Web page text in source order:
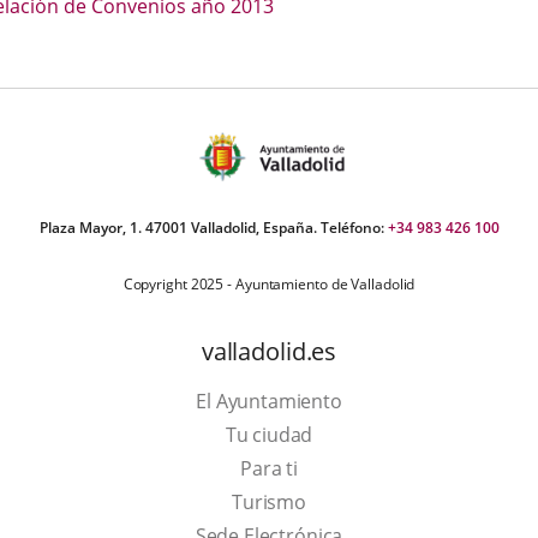
de Convenios año 2013
Plaza Mayor, 1. 47001 Valladolid, España. Teléfono:+34 983 426 100
Copyright 2025 - Ayuntamiento de Valladolid
valladolid.es
El Ayuntamiento
Tu ciudad
Para ti
TurismoThis